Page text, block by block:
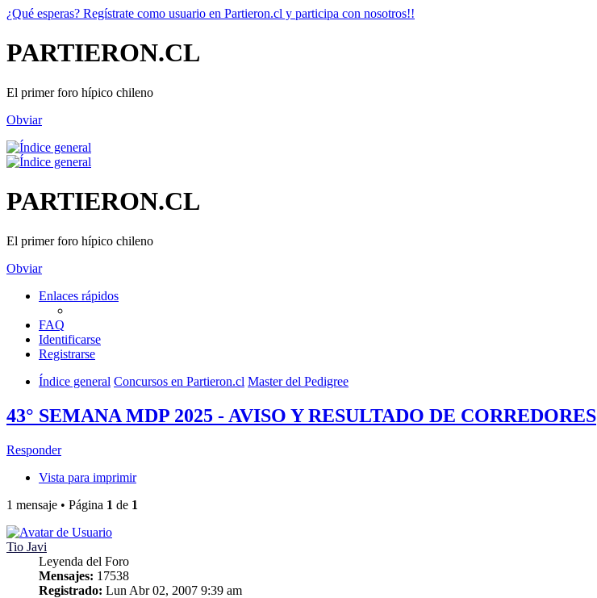
¿Qué esperas? Regístrate como usuario en Partieron.cl y participa con nosotros!!
PARTIERON.CL
El primer foro hípico chileno
Obviar
PARTIERON.CL
El primer foro hípico chileno
Obviar
Enlaces rápidos
FAQ
Identificarse
Registrarse
Índice general Concursos en Partieron.cl Master del Pedigree
43° SEMANA MDP 2025 - AVISO Y RESULTADO DE CORREDORES
Responder
Vista para imprimir
1 mensaje • Página 1 de 1
Tio Javi
Leyenda del Foro
Mensajes: 17538
Registrado: Lun Abr 02, 2007 9:39 am